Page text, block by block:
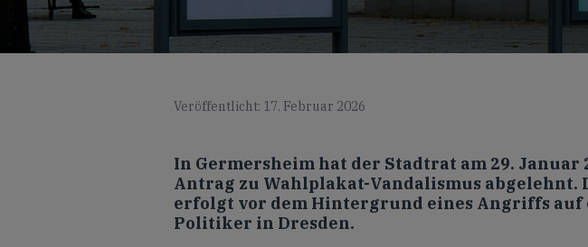
Veröffentlicht: 17. Februar 2026
In Germersheim hat der Stadtrat am 29. Januar
Antrag zu Wahlplakat-Vandalismus abgelehnt.
erfolgt vor dem Hintergrund eines Angriffs auf
Politiker in Dresden.